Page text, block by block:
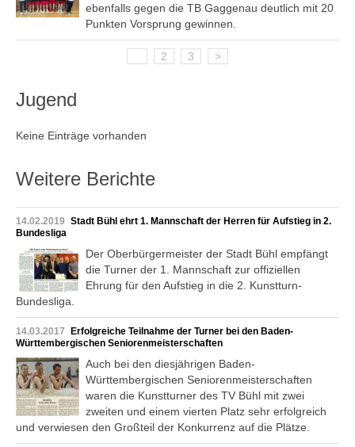
ebenfalls gegen die TB Gaggenau deutlich mit 20
Punkten Vorsprung gewinnen.
2 3 >
Jugend
Keine Einträge vorhanden
Weitere Berichte
14.02.2019 Stadt Bühl ehrt 1. Mannschaft der Herren für Aufstieg in 2.
Bundesliga
Der Oberbürgermeister der Stadt Bühl empfängt
die Turner der 1. Mannschaft zur offiziellen
Ehrung für den Aufstieg in die 2. Kunstturn-
Bundesliga.
14.03.2017
Erfolgreiche Teilnahme der Turner bei den Baden-
Württembergischen Seniorenmeisterschaften
Auch bei den diesjährigen Baden-
Württembergischen Seniorenmeisterschaften
waren die Kunstturner des TV Bühl mit zwei
zweiten und einem vierten Platz sehr erfolgreich
und verwiesen den Großteil der Konkurrenz auf die Plätze.